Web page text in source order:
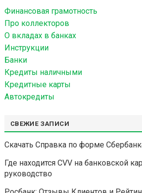
т
и
:
Финансовая грамотность
Про коллекторов
О вкладах в банках
Инструкции
Банки
Кредиты наличными
Кредитные карты
Автокредиты
СВЕЖИЕ ЗАПИСИ
Скачать Справка по форме
Где находится CVV на банковской
руководство